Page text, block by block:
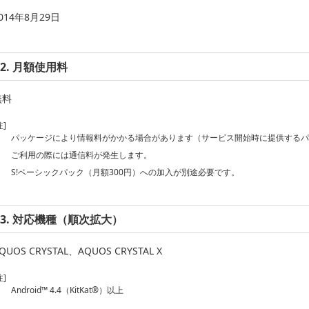
年8月29日
2. 月額使用料
]
パッケージにより情報料がかかる場合があります（サービス開始時に提供する
ご利用の際には通信料が発生します。
S!ベーシックパック（月額300円）への加入が別途必要です。
3. 対応機種（順次拡大）
CRYSTAL、AQUOS CRYSTAL X
]
Android™ 4.4（KitKat®）以上